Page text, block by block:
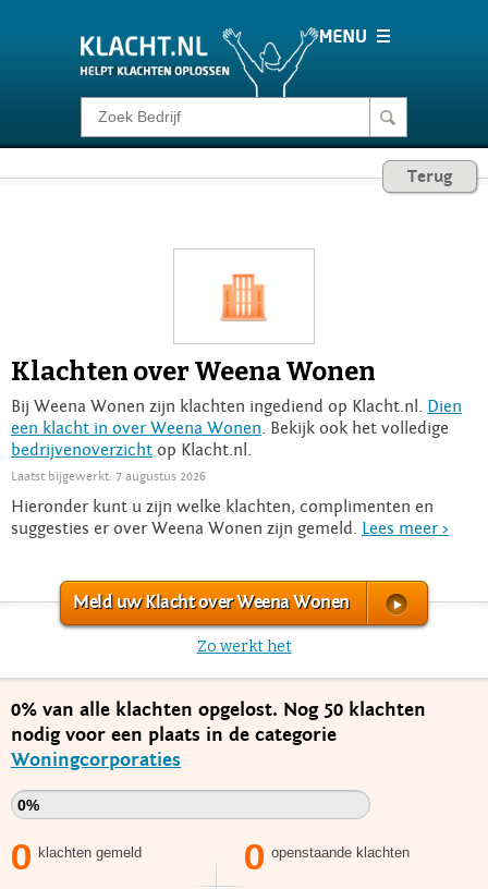
Klacht melden
Login
Terug
Klachten over Weena Wonen
Bij Weena Wonen zijn klachten ingediend op Klacht.nl. Dien
een klacht in over Weena Wonen . Bekijk ook het volledige
bedrijvenoverzicht op Klacht.nl.
Laatst bijgewerkt: 7 augustus 2026
Hieronder kunt u zijn welke klachten, complimenten en
suggesties er over Weena Wonen zijn gemeld. Lees meer >
Meld uw Klacht over Weena Wonen
Zo werkt het
0% van alle klachten opgelost. Nog 50 klachten
nodig voor een plaats in de categorie
Woningcorporaties
0%
0 klachten gemeld 0 openstaande klachten